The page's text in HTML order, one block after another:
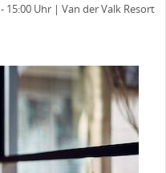
- 15:00 Uhr | Van der Valk Resort